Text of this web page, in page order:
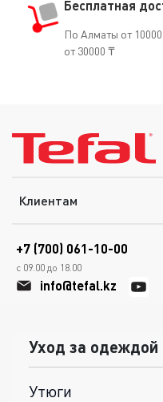
Бесплатная
По Алматы от
от 30000 ₸
Клиентам
+7 (700) 061-10-00
с 09.00 до 18.00
info@tefal.kz
Уход за одеждой
Утюги